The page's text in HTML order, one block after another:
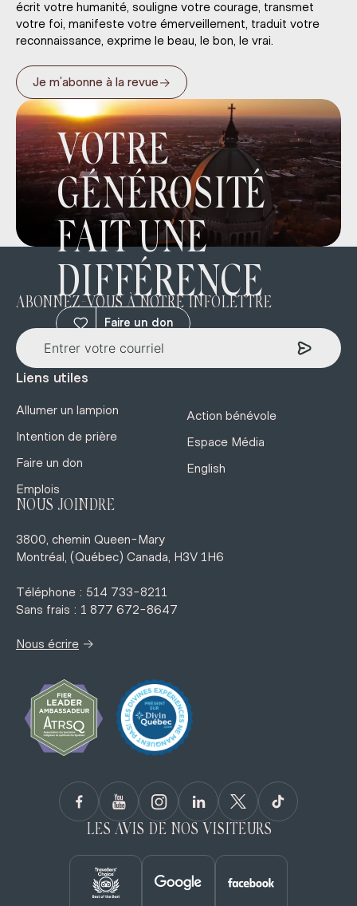
écrit votre humanité, souligne votre courage, transmet
votre foi, manifeste votre émerveillement, traduit votre
reconnaissance, exprime le beau, le bon, le vrai.
Je m’abonne à la revue→
VOTRE
GÉNÉROSITÉ
FAIT UNE
DIFFÉRENCE
Faire un don
ABONNEZ-VOUS À NOTRE INFOLETTRE
Liens utiles
Allumer un lampion
Intention de prière
Faire un don
Emplois
Action bénévole
Espace Média
English
LES AVIS DE NOS VISITEURS
NOUS JOINDRE
3800, chemin Queen-Mary
Montréal, (Québec) Canada, H3V 1H6
Téléphone : 514 733-8211
Sans frais : 1 877 672-8647
Nous écrire →